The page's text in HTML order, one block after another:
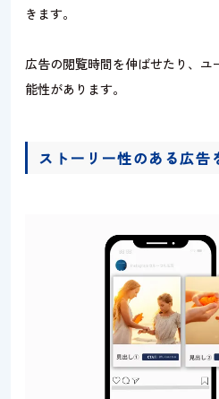
きます。
広告の閲覧時間を伸ばせたり、
能性があります。
ストーリー性のある広告